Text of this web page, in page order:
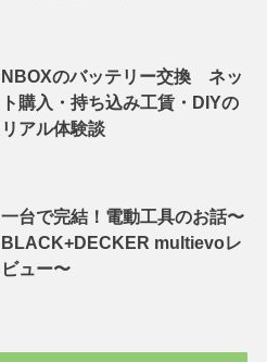
NBOXのバッテリー交換 ネッ
ト購入・持ち込み工賃・DIYの
リアル体験談
一台で完結！電動工具のお話〜
BLACK+DECKER multievoレ
ビュー〜